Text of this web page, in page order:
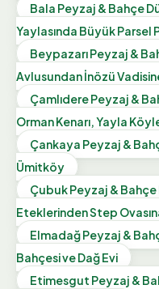
Bala Peyzaj & Bahçe
Yaylasında Büyük Parsel
Beypazarı Peyzaj &
Avlusundan İnözü
Çamlıdere Peyzaj &
Orman Kenarı, Yayla
Çankaya Peyzaj &
Ümitköy
Çubuk Peyzaj &
Eteklerinden Step
Elmadağ Peyzaj &
Bahçesi ve Dağ Evi
Etimesgut Peyzaj &